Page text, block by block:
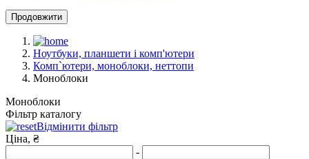
Продовжити
Ноутбуки, планшети і комп'ютери
Комп`ютери, моноблоки, неттопи
Моноблоки
Моноблоки
Фільтр каталогу
Відмінити фільтр
Ціна, ₴
-